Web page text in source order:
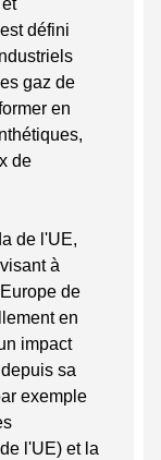
défini
gaz de
en
de
de l'UE,
à
de
en
impact
sa
exemple
l'UE) et la